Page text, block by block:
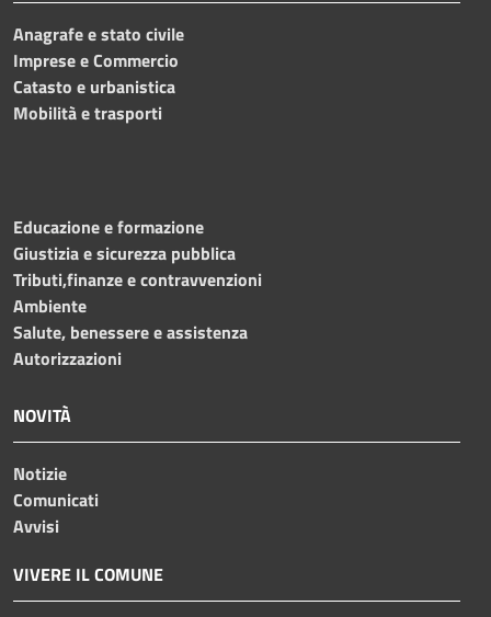
Anagrafe e stato civile
Imprese e Commercio
Catasto e urbanistica
Mobilità e trasporti
Educazione e formazione
Giustizia e sicurezza pubblica
Tributi,finanze e contravvenzioni
Ambiente
Salute, benessere e assistenza
Autorizzazioni
NOVITÀ
Notizie
Comunicati
Avvisi
VIVERE IL COMUNE